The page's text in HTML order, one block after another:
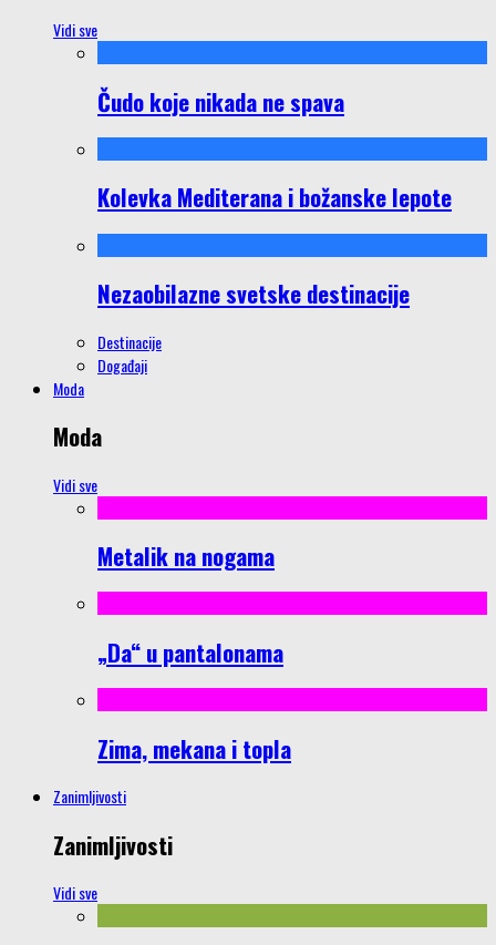
Vidi sve
Čudo koje nikada ne spava
Kolevka Mediterana i božanske lepote
Nezaobilazne svetske destinacije
Destinacije
Događaji
Moda
Moda
Vidi sve
Metalik na nogama
„Da“ u pantalonama
Zima, mekana i topla
Zanimljivosti
Zanimljivosti
Vidi sve